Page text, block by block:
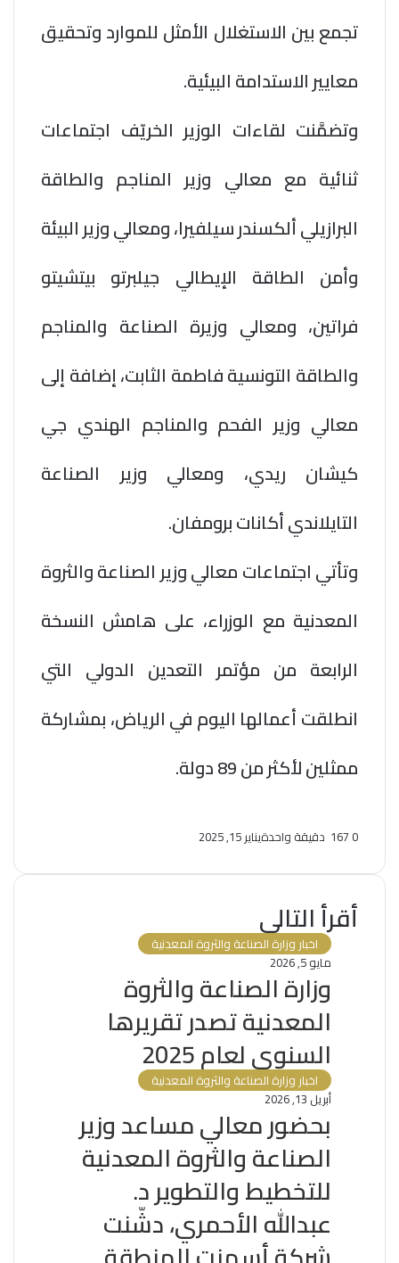
تجمع بين الاستغلال الأمثل للموارد وتحقيق
معايير الاستدامة البيئية.
وتضمَّنت لقاءات الوزير الخريّف اجتماعات
ثنائية مع معالي وزير المناجم والطاقة
البرازيلي ألكسندر سيلفيرا، ومعالي وزير البيئة
وأمن الطاقة الإيطالي جيلبرتو بيتشيتو
فراتين، ومعالي وزيرة الصناعة والمناجم
والطاقة التونسية فاطمة الثابت، إضافة إلى
معالي وزير الفحم والمناجم الهندي جي
كيشان ريدي، ومعالي وزير الصناعة
التايلاندي أكانات برومفان.
وتأتي اجتماعات معالي وزير الصناعة والثروة
المعدنية مع الوزراء، على هامش النسخة
الرابعة من مؤتمر التعدين الدولي التي
انطلقت أعمالها اليوم في الرياض، بمشاركة
ممثلين لأكثر من 89 دولة.
يناير 15, 2025 0 دقيقة واحدة
أقرأ التالي
اخبار وزارة الصناعة والثروة المعدنية
مايو 5, 2026
وزارة ⁧الصناعة والثروة
المعدنية⁩ تصدر تقريرها
السنوي لعام 2025
اخبار وزارة الصناعة والثروة المعدنية
أبريل 13, 2026
بحضور معالي مساعد وزير
الصناعة والثروة المعدنية
للتخطيط والتطوير د.
عبدالله الأحمري، دشّنت